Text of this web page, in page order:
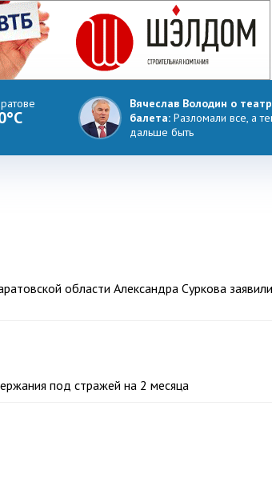
Вячеслав Володин о
балета: Разломали все, а
дальше быть
области Александра Суркова
под стражей на 2 месяца